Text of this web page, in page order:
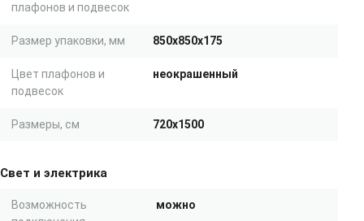
плафонов и подвесок
Размер упаковки, мм 850x850x175
Цвет плафонов и
подвесок
неокрашенный
Размеры, см 720x1500
Свет и электрика
Возможность
можно